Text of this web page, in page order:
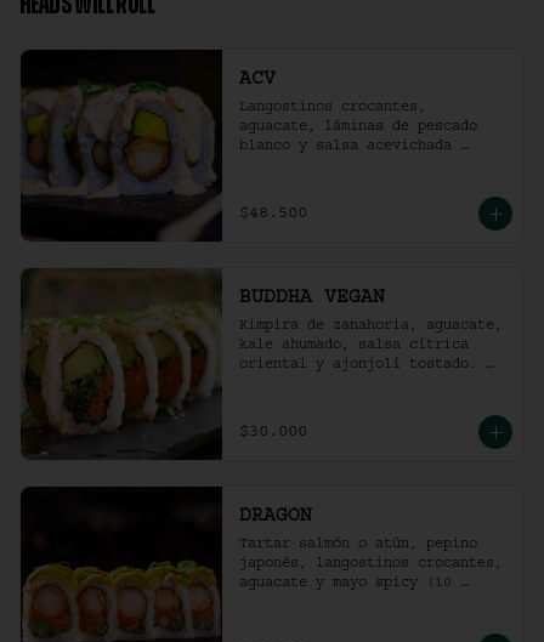
ACV
Langostinos crocantes,
aguacate, láminas de pescado
blanco y salsa acevichada
$48.500
BUDDHA VEGAN
Kimpira de zanahoria, aguacate,
kale ahumado, salsa cítrica
oriental y ajonjolí tostado.
$30.000
DRAGON
Tartar salmón o atún, pepino
japonés, langostinos crocantes,
aguacate y mayo spicy (10